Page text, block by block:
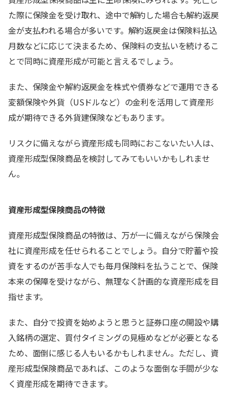
た際に保険金を受け取れ、途中で解約した場合も解約返戻
金が支払われる場合が多いです。解約返戻金は保険料払込
月数などに応じて決まるため、保険料の支払いを続けるこ
とで同時に資産形成が可能と言えるでしょう。
また、保険金や解約返戻金を株式や債券などで運用できる
変額保険や外貨（USドルなど）の金利を活用して資産形
成が期待できる外貨建保険などもあります。
リスクに備えながら資産形成も同時におこないたい人は、
資産形成型保険商品を検討してみてもいいかもしれませ
ん。
資産形成型保険商品の特徴
資産形成型保険商品の特徴は、万が一に備えながら保険会
社に資産形成を任せられることでしょう。自分で貯蓄や投
資をするのが苦手な人でも毎月保険料を払うことで、保険
本来の保障を受けながら、無理なく計画的な資産形成を目
指せます。
また、自分で投資を始めようと思うと証券口座の開設や購
入銘柄の選定、買付タイミングの見極めなどが必要となる
ため、面倒に感じる人もいるかもしれません。ただし、資
産形成型保険商品であれば、このような面倒な手間が少な
く資産形成を期待できます。